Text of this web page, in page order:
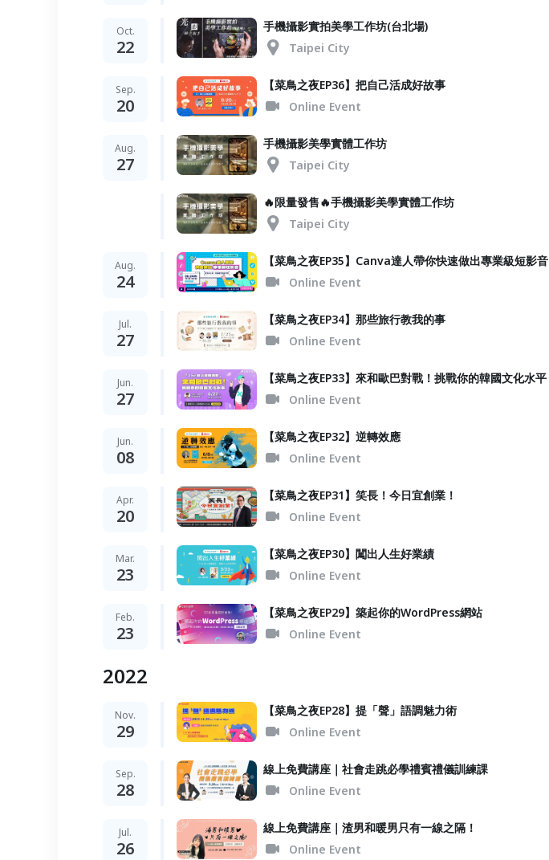
Oct.
22
手機攝影實拍美學工作坊(台北場)
Taipei City
Sep.
20
【菜鳥之夜EP36】把自己活成好故事
Online Event
Aug.
27
手機攝影美學實體工作坊
Taipei City
🔥限量發售🔥手機攝影美學實體工作坊
Taipei City
Aug.
24
【菜鳥之夜EP35】Canva達人帶你快速做出專業級短影音
Online Event
Jul.
27
【菜鳥之夜EP34】那些旅行教我的事
Online Event
Jun.
27
【菜鳥之夜EP33】來和歐巴對戰！挑戰你的韓國文化水平
Online Event
Jun.
08
【菜鳥之夜EP32】逆轉效應
Online Event
Apr.
20
【菜鳥之夜EP31】笑長！今日宜創業！
Online Event
Mar.
23
【菜鳥之夜EP30】闖出人生好業績
Online Event
Feb.
23
【菜鳥之夜EP29】築起你的WordPress網站
Online Event
2022
Nov.
29
【菜鳥之夜EP28】提「聲」語調魅力術
Online Event
Sep.
28
線上免費講座｜社會走跳必學禮賓禮儀訓練課
Online Event
Jul.
26
線上免費講座｜渣男和暖男只有一線之隔！
Online Event